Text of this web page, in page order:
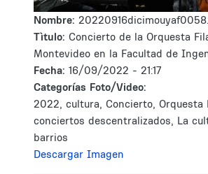
Nombre:
Tìtulo: Concierto de la Orquesta
Montevideo en la Facultad de
Fecha: 16/09/2022 - 21:17
Categorías Foto/Video:
2022, cultura, Concierto, Orquesta
conciertos descentralizados, La
barrios
Descargar Imagen